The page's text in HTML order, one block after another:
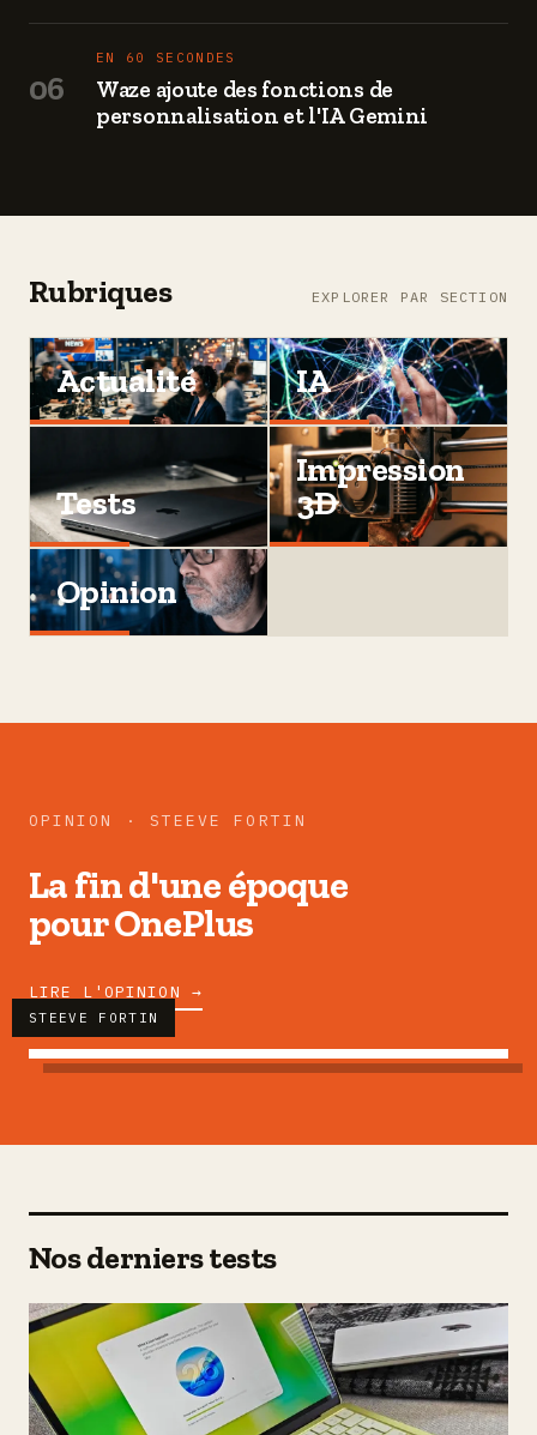
06
EN 60 SECONDES
Waze ajoute des fonctions de
personnalisation et l'IA Gemini
Rubriques EXPLORER PAR SECTION
Actualité IA
Tests
Impression
3D
Opinion
OPINION · STEEVE FORTIN
La fin d'une époque
pour OnePlus
LIRE L'OPINION →
STEEVE FORTIN
Nos derniers tests